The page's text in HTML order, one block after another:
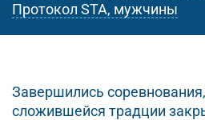
Протокол STA, мужчины
Завершились
сложившейся традции